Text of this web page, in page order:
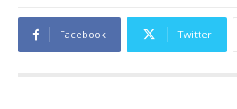
Facebook Twitter